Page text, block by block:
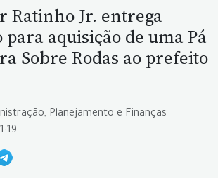
Ratinho Jr. entrega
aquisição de uma Pá
Sobre Rodas ao prefeito
Planejamento e Finanças